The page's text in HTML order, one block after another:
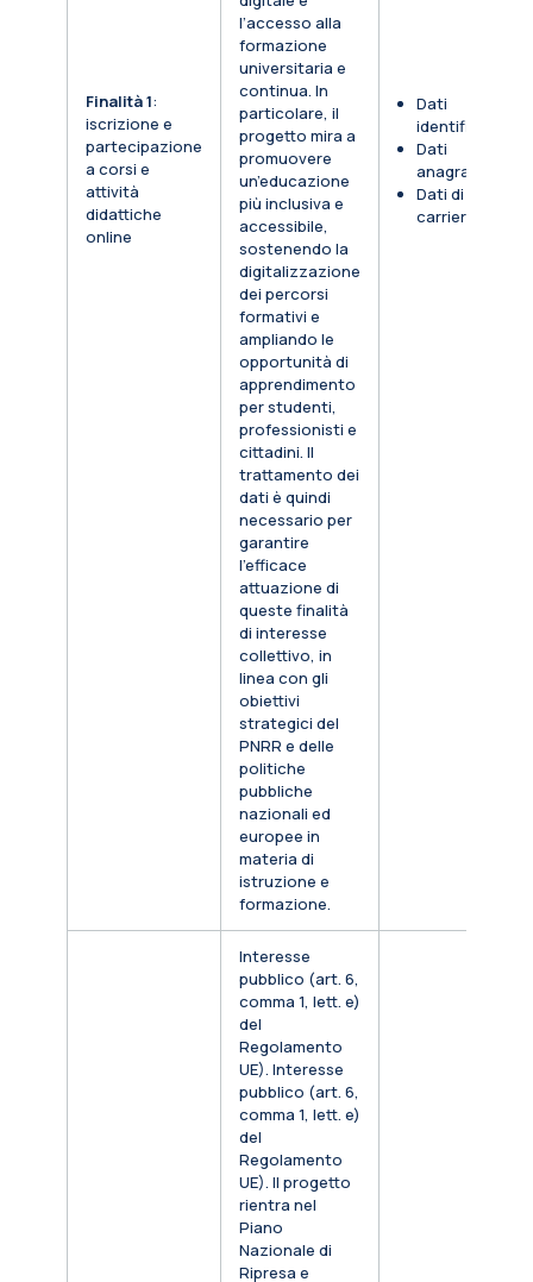
Finalità 1:
iscrizione e
partecipazione
a corsi e
attività
didattiche
online
l’accesso alla
formazione
universitaria e
continua. In
particolare, il
progetto mira a
promuovere
un’educazione
più inclusiva e
accessibile,
sostenendo la
digitalizzazione
dei percorsi
formativi e
ampliando le
opportunità di
apprendimento
per studenti,
professionisti e
cittadini. Il
trattamento dei
dati è quindi
necessario per
garantire
l’efficace
attuazione di
queste finalità
di interesse
collettivo, in
linea con gli
obiettivi
strategici del
PNRR e delle
politiche
pubbliche
nazionali ed
europee in
materia di
istruzione e
formazione.
Dati
identificativi
Dati
anagrafici
Dati di
carriera
Interesse
pubblico (art. 6,
comma 1, lett. e)
del
Regolamento
UE). Interesse
pubblico (art. 6,
comma 1, lett. e)
del
Regolamento
UE). Il progetto
rientra nel
Piano
Nazionale di
Ripresa e